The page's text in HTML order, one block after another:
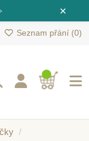
×
Seznam přání (0)